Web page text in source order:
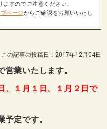
すのでご注意ください。
ページからご確認をお願いいたし
この記事の投稿日：2017年12月04日
営業いたします。
、１月１日、１月２日で
予定です。